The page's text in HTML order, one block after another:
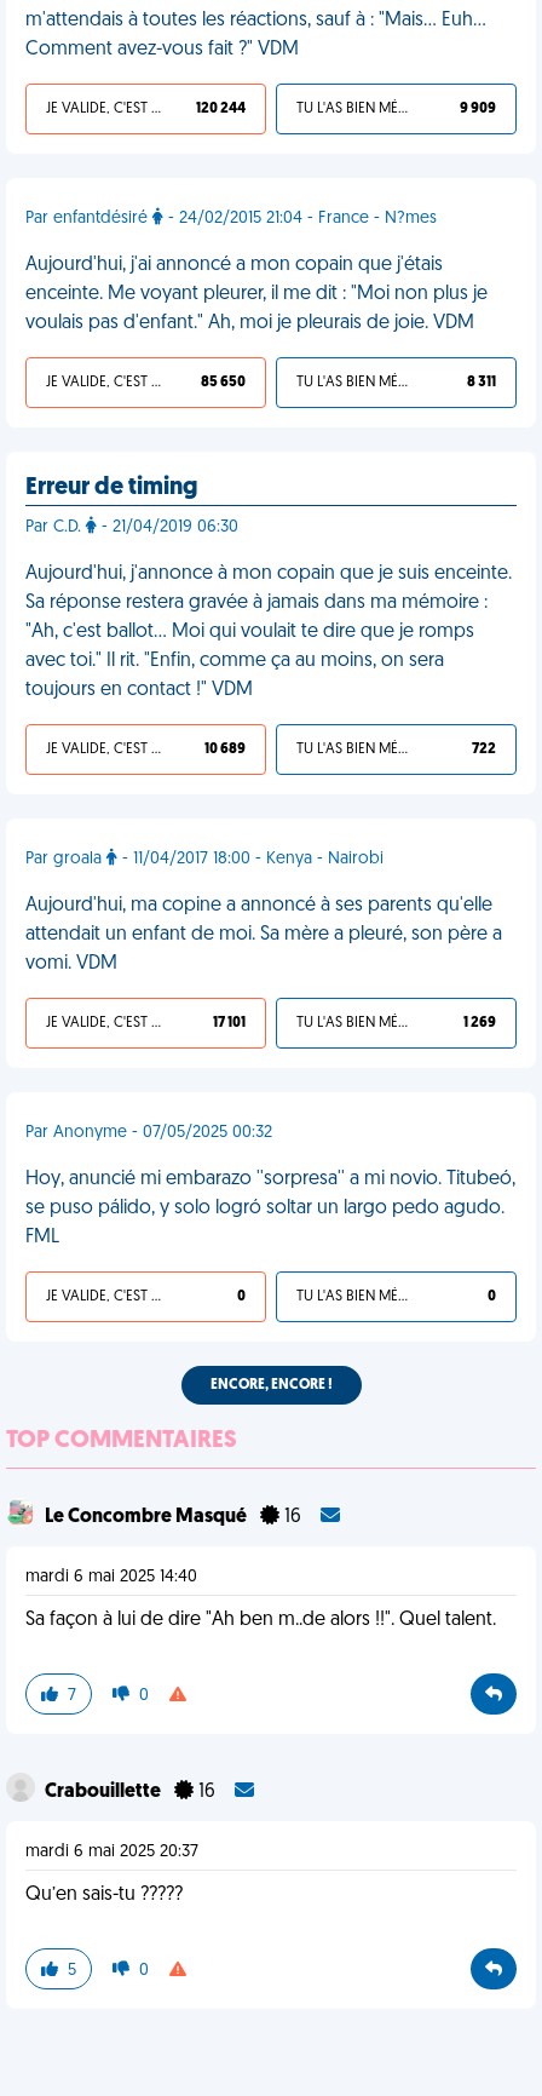
m'attendais à toutes les réactions, sauf à : "Mais... Euh...
Comment avez-vous fait ?" VDM
JE VALIDE, C'EST UNE VDM 120 244 TU L'AS BIEN MÉRITÉ 9 909
Par enfantdésiré - 24/02/2015 21:04 - France - N?mes
Aujourd'hui, j'ai annoncé a mon copain que j'étais
enceinte. Me voyant pleurer, il me dit : "Moi non plus je
voulais pas d'enfant." Ah, moi je pleurais de joie. VDM
JE VALIDE, C'EST UNE VDM 85 650 TU L'AS BIEN MÉRITÉ 8 311
Erreur de timing
Par C.D. - 21/04/2019 06:30
Aujourd'hui, j'annonce à mon copain que je suis enceinte.
Sa réponse restera gravée à jamais dans ma mémoire :
"Ah, c'est ballot… Moi qui voulait te dire que je romps
avec toi." Il rit. "Enfin, comme ça au moins, on sera
toujours en contact !" VDM
JE VALIDE, C'EST UNE VDM 10 689 TU L'AS BIEN MÉRITÉ 722
Par groala - 11/04/2017 18:00 - Kenya - Nairobi
Aujourd'hui, ma copine a annoncé à ses parents qu'elle
attendait un enfant de moi. Sa mère a pleuré, son père a
vomi. VDM
JE VALIDE, C'EST UNE VDM 17 101 TU L'AS BIEN MÉRITÉ 1 269
Par Anonyme - 07/05/2025 00:32
Hoy, anuncié mi embarazo ''sorpresa'' a mi novio. Titubeó,
se puso pálido, y solo logró soltar un largo pedo agudo.
FML
JE VALIDE, C'EST UNE VDM 0 TU L'AS BIEN MÉRITÉ 0
ENCORE, ENCORE !
TOP COMMENTAIRES
Le Concombre Masqué 16
mardi 6 mai 2025 14:40
Sa façon à lui de dire "Ah ben m..de alors !!". Quel talent.
7 0
Crabouillette 16
mardi 6 mai 2025 20:37
Qu’en sais-tu ?????
5 0